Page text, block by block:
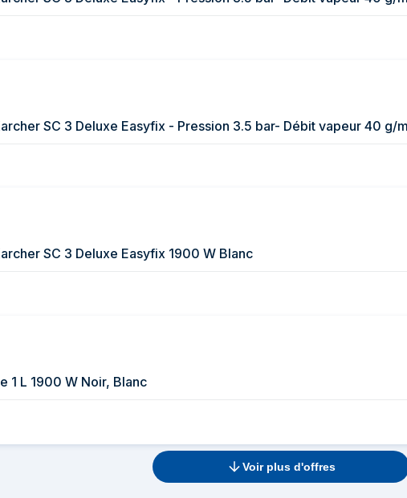
SC 3 Deluxe Easyfix 1900 W Blanc
1 L 1900 W Noir, Blanc
Voir plus d'offres